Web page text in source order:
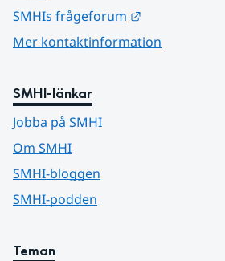
SMHIs frågeforum
Mer kontaktinformation
SMHI-länkar
Jobba på SMHI
Om SMHI
SMHI-bloggen
SMHI-podden
Teman